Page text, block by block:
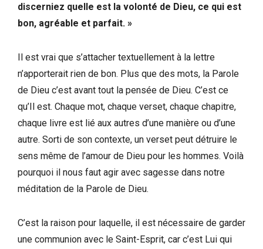
discerniez quelle est la volonté de Dieu, ce qui est
bon, agréable et parfait. »
Il est vrai que s’attacher textuellement à la lettre
n’apporterait rien de bon. Plus que des mots, la Parole
de Dieu c’est avant tout la pensée de Dieu. C’est ce
qu’Il est. Chaque mot, chaque verset, chaque chapitre,
chaque livre est lié aux autres d’une manière ou d’une
autre. Sorti de son contexte, un verset peut détruire le
sens même de l’amour de Dieu pour les hommes. Voilà
pourquoi il nous faut agir avec sagesse dans notre
méditation de la Parole de Dieu.
C’est la raison pour laquelle, il est nécessaire de garder
une communion avec le Saint-Esprit, car c’est Lui qui